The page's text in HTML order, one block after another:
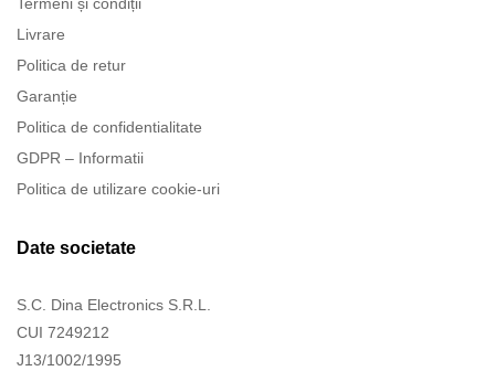
Termeni și condiții
Livrare
Politica de retur
Garanție
Politica de confidentialitate
GDPR – Informatii
Politica de utilizare cookie-uri
Date societate
S.C. Dina Electronics S.R.L.
CUI 7249212
J13/1002/1995